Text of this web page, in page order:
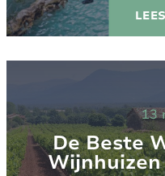
13
De Beste